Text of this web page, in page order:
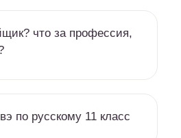
что за профессия,
по русскому 11 класс